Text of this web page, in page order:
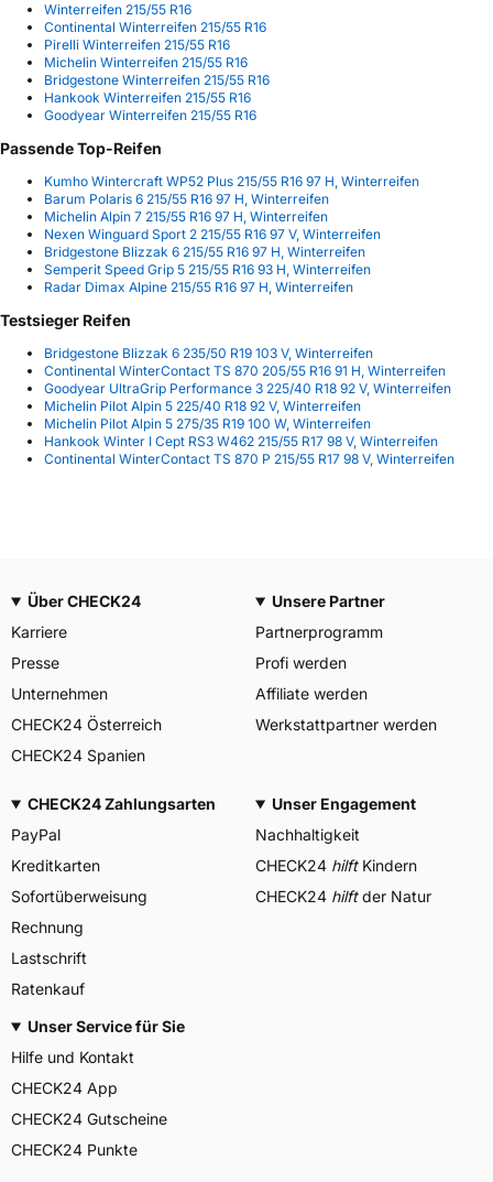
Winterreifen 215/55 R16
Continental Winterreifen 215/55 R16
Pirelli Winterreifen 215/55 R16
Michelin Winterreifen 215/55 R16
Bridgestone Winterreifen 215/55 R16
Hankook Winterreifen 215/55 R16
Goodyear Winterreifen 215/55 R16
Passende Top-Reifen
Kumho Wintercraft WP52 Plus 215/55 R16 97 H, Winterreifen
Barum Polaris 6 215/55 R16 97 H, Winterreifen
Michelin Alpin 7 215/55 R16 97 H, Winterreifen
Nexen Winguard Sport 2 215/55 R16 97 V, Winterreifen
Bridgestone Blizzak 6 215/55 R16 97 H, Winterreifen
Semperit Speed Grip 5 215/55 R16 93 H, Winterreifen
Radar Dimax Alpine 215/55 R16 97 H, Winterreifen
Testsieger Reifen
Bridgestone Blizzak 6 235/50 R19 103 V, Winterreifen
Continental WinterContact TS 870 205/55 R16 91 H, Winterreifen
Goodyear UltraGrip Performance 3 225/40 R18 92 V, Winterreifen
Michelin Pilot Alpin 5 225/40 R18 92 V, Winterreifen
Michelin Pilot Alpin 5 275/35 R19 100 W, Winterreifen
Hankook Winter I Cept RS3 W462 215/55 R17 98 V, Winterreifen
Continental WinterContact TS 870 P 215/55 R17 98 V, Winterreifen
Über CHECK24
Karriere
Presse
Unternehmen
CHECK24 Österreich
CHECK24 Spanien
Unsere Partner
Partnerprogramm
Profi werden
Affiliate werden
Werkstattpartner werden
CHECK24 Zahlungsarten
PayPal
Kreditkarten
Sofortüberweisung
Rechnung
Lastschrift
Ratenkauf
Unser Engagement
Nachhaltigkeit
CHECK24 hilftKindern
CHECK24 hilftder Natur
Unser Service für Sie
Hilfe und Kontakt
CHECK24 App
CHECK24 Gutscheine
CHECK24 Punkte